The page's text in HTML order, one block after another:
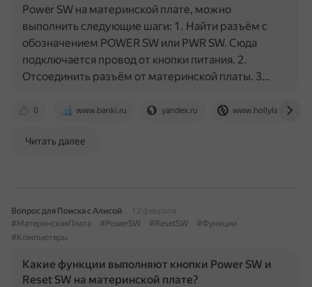
0 www.banki.ru yandex.ru www.hollyland.com
Power SW на материнской плате, можно
выполнить следующие шаги: 1. Найти разъём с
обозначением POWER SW или PWR SW. Сюда
подключается провод от кнопки питания. 2.
Отсоединить разъём от материнской платы. 3…
Читать далее
Вопрос для Поиска с Алисой
12 февраля
#МатеринскаяПлата
#PowerSW #ResetSW
#Функции
#Компьютеры
Какие функции выполняют кнопки Power SW и
Reset SW на материнской плате?